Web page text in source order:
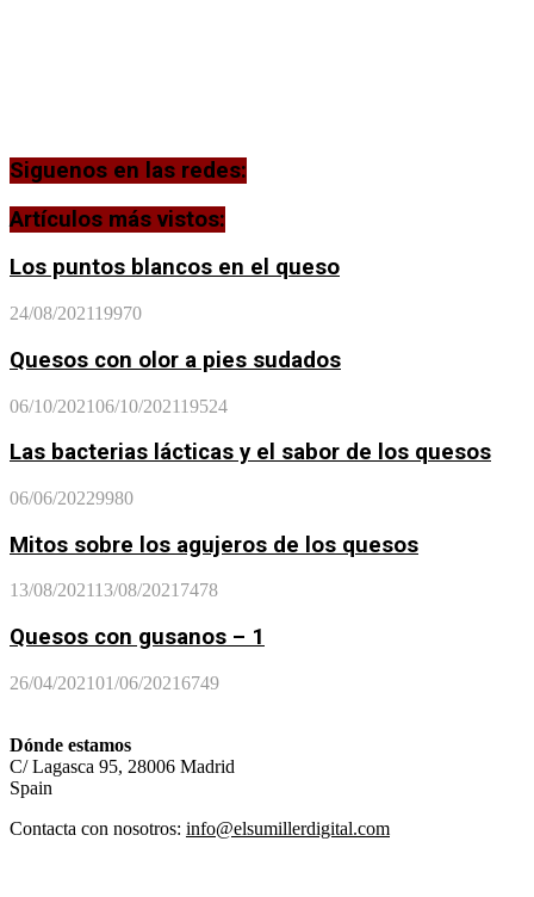
Siguenos en las redes:
Artículos más vistos:
Los puntos blancos en el queso
24/08/202119970
Quesos con olor a pies sudados
06/10/202106/10/202119524
Las bacterias lácticas y el sabor de los quesos
06/06/20229980
Mitos sobre los agujeros de los quesos
13/08/202113/08/20217478
Quesos con gusanos – 1
26/04/202101/06/20216749
Dónde estamos
C/ Lagasca 95, 28006 Madrid
Spain
Contacta con nosotros: info@elsumillerdigital.com